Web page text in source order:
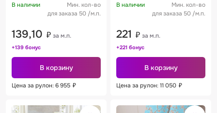
В наличии
Мин. кол-во
для заказа 50 /м.п.
139,10 ₽ за м.п.
+139 бонус
В корзину
Цена за рулон: 6 955 ₽
В наличии
Мин. кол-во
для заказа 50 /м.п.
221 ₽ за м.п.
+221 бонус
В корзину
Цена за рулон: 11 050 ₽